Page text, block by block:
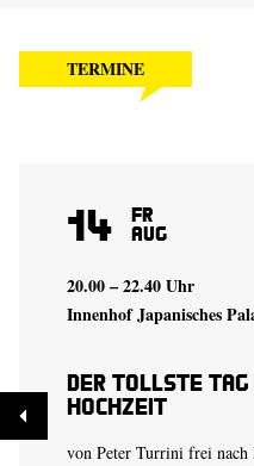
TERMINE
14 Fr
Aug
20.00 – 22.40 Uhr
Innenhof Japanisches
Der tollste Tag
Hochzeit
von Peter Turrini frei nach